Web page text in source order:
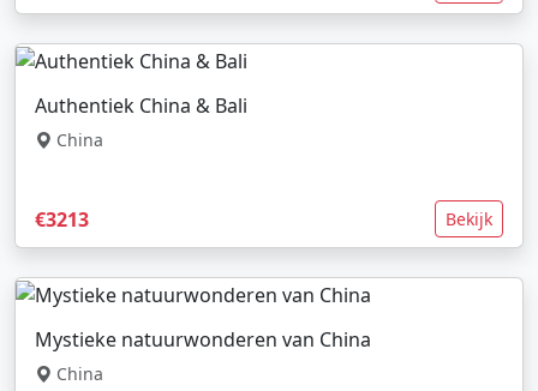
Authentiek China & Bali
China
€3213 Bekijk
Mystieke natuurwonderen van China
China